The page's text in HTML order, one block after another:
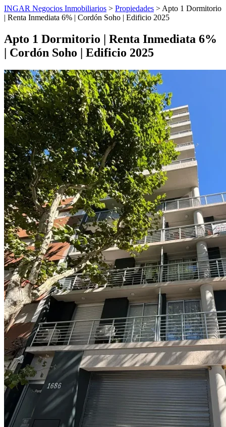
INGAR Negocios Inmobiliarios > Propiedades > Apto 1 Dormitorio
| Renta Inmediata 6% | Cordón Soho | Edificio 2025
Apto 1 Dormitorio | Renta Inmediata 6%
| Cordón Soho | Edificio 2025